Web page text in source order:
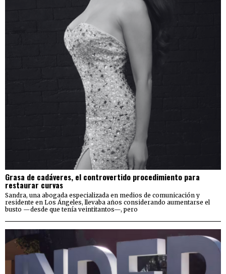
Grasa de cadáveres, el controvertido procedimiento para
restaurar curvas
Sandra, una abogada especializada en medios de comunicación y
residente en Los Ángeles, llevaba años considerando aumentarse el
busto —desde que tenía veintitantos—, pero